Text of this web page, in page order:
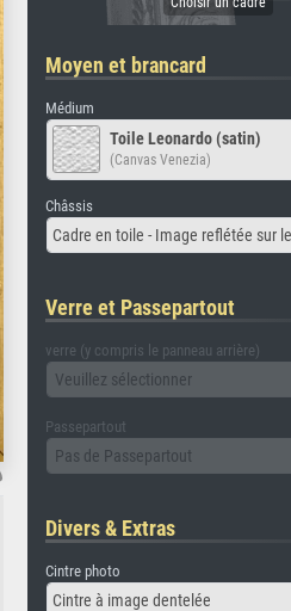
Moyen et brancard
Médium
Toile Leonardo (satin)
(Canvas Venezia)
Châssis
Cadre en toile - Image reflétée sur
Verre et Passepartout
verre (y compris le panneau arrière)
Veuillez sélectionner
Passepartout
Pas de Passepartout
Divers & Extras
Cintre photo
Cintre à image dentelée